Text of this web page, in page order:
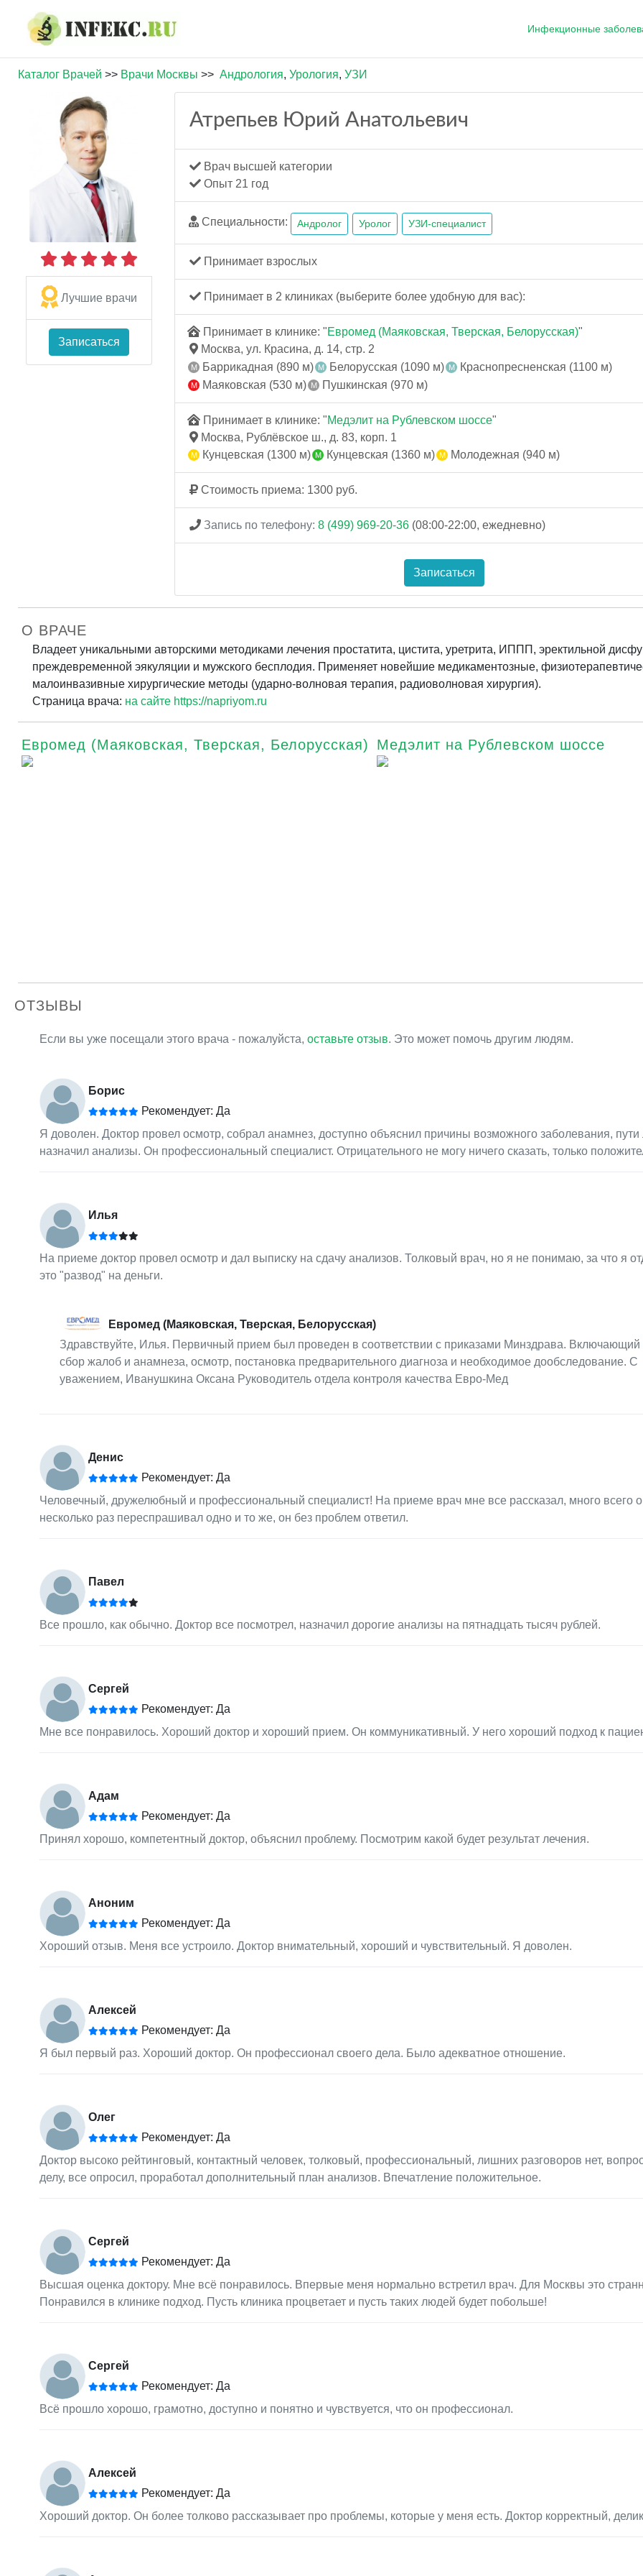
Инфекционные
Каталог Врачей >> Врачи Москвы >> Андрология, Урология, УЗИ
Лучшие врачи
Записаться
Атрепьев Юрий Анатольевич
Врач высшей категории
Опыт 21 год
Специальности: Андролог Уролог УЗИ-специалист
Принимает взрослых
Принимает в 2 клиниках (выберите более удобную для вас):
Принимает в клинике: "Евромед (Маяковская, Тверская, Белорусская)"
Москва, ул. Красина, д. 14, стр. 2
Баррикадная (890 м)
Белорусская (1090 м)
Краснопресненская (1100 м)
Маяковская (530 м)
Пушкинская (970 м)
Принимает в клинике: "Медэлит на Рублевском шоссе"
Москва, Рублёвское ш., д. 83, корп. 1
Кунцевская (1300 м)
Кунцевская (1360 м) Молодежная (940 м)
Стоимость приема: 1300 руб.
Запись по телефону: 8 (499) 969-20-36 (08:00-22:00, ежедневно)
Записаться
О ВРАЧЕ
Владеет уникальными авторскими методиками лечения простатита, цистита, уретрита, ИППП, эректильной
преждевременной эякуляции и мужского бесплодия. Применяет новейшие медикаментозные,
малоинвазивные хирургические методы (ударно-волновая терапия, радиоволновая хирургия).
Страница врача: на сайте https://napriyom.ru
Евромед (Маяковская, Тверская, Белорусская) Медэлит на Рублевском шоссе
ОТЗЫВЫ
Если вы уже посещали этого врача - пожалуйста, оставьте отзыв. Это может помочь другим людям.
Борис
Рекомендует: Да
Я доволен. Доктор провел осмотр, собрал анамнез, доступно объяснил причины возможного заболевания, пути
назначил анализы. Он профессиональный специалист. Отрицательного не могу ничего сказать, только
Илья
На приеме доктор провел осмотр и дал выписку на сдачу анализов. Толковый врач, но я не понимаю, за что я
это "развод" на деньги.
Евромед (Маяковская, Тверская, Белорусская)
Здравствуйте, Илья. Первичный прием был проведен в соответствии с приказами Минздрава. Включающий
сбор жалоб и анамнеза, осмотр, постановка предварительного диагноза и необходимое дообследование. С
уважением, Иванушкина Оксана Руководитель отдела контроля качества Евро-Мед
Денис
Рекомендует: Да
Человечный, дружелюбный и профессиональный специалист! На приеме врач мне все рассказал, много всего
несколько раз переспрашивал одно и то же, он без проблем ответил.
Павел
Все прошло, как обычно. Доктор все посмотрел, назначил дорогие анализы на пятнадцать тысяч рублей.
Сергей
Рекомендует: Да
Мне все понравилось. Хороший доктор и хороший прием. Он коммуникативный. У него хороший подход к
Адам
Рекомендует: Да
Принял хорошо, компетентный доктор, объяснил проблему. Посмотрим какой будет результат лечения.
Аноним
Рекомендует: Да
Хороший отзыв. Меня все устроило. Доктор внимательный, хороший и чувствительный. Я доволен.
Алексей
Рекомендует: Да
Я был первый раз. Хороший доктор. Он профессионал своего дела. Было адекватное отношение.
Олег
Рекомендует: Да
Доктор высоко рейтинговый, контактный человек, толковый, профессиональный, лишних разговоров нет,
делу, все опросил, проработал дополнительный план анализов. Впечатление положительное.
Сергей
Рекомендует: Да
Высшая оценка доктору. Мне всё понравилось. Впервые меня нормально встретил врач. Для Москвы это
Понравился в клинике подход. Пусть клиника процветает и пусть таких людей будет побольше!
Сергей
Рекомендует: Да
Всё прошло хорошо, грамотно, доступно и понятно и чувствуется, что он профессионал.
Алексей
Рекомендует: Да
Хороший доктор. Он более толково рассказывает про проблемы, которые у меня есть. Доктор корректный,